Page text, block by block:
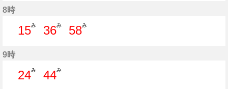
8時
15み
36み
58み
9時
24み
44み